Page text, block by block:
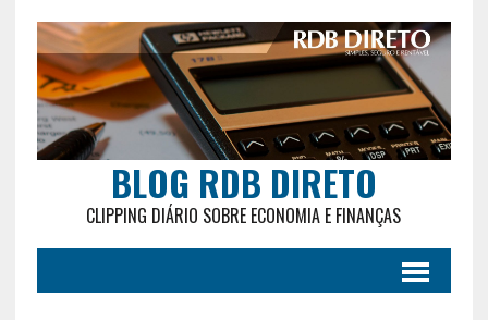
BLOG RDB DIRETO
CLIPPING DIÁRIO SOBRE ECONOMIA E FINANÇAS